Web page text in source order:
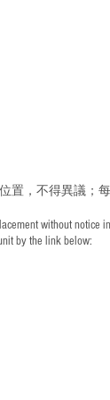
置，不得異議；
without notice
by the link below: